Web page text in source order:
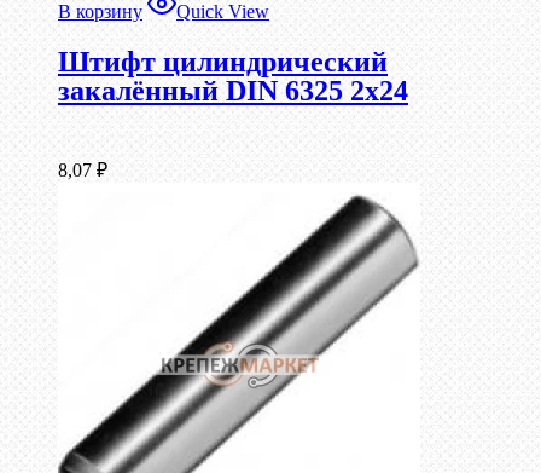
В корзину Quick View
Штифт цилиндрический
закалённый DIN 6325 2х24
8,07 ₽